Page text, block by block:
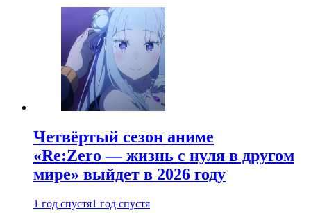
Четвёртый сезон аниме
«Re:Zero — жизнь с нуля в другом
мире» выйдет в 2026 году
1 год спустя1 год спустя